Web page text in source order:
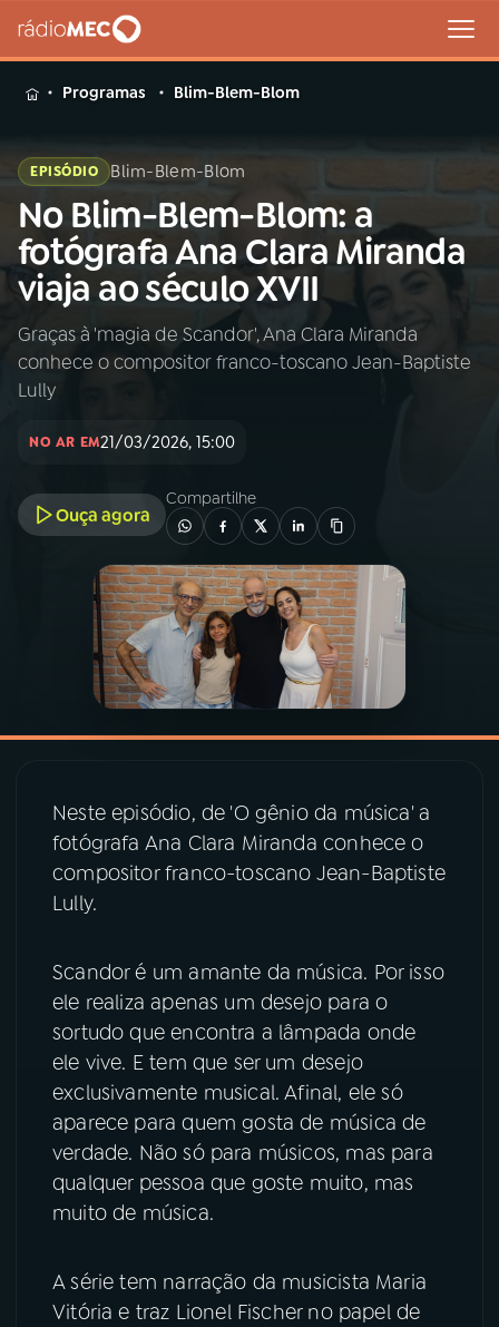
MENU
Buscar
na
Rádio
MEC
Buscar
Início AO VIVO
PROGRAMAS
PODCASTS
07ÚLTIMAS
08PRÊMIO RÁDIO MEC
ACOMPANHE A RÁDIO MEC
Facebook
Instagram X
TikTok
Programas Blim-Blem-Blom
EPISÓDIO Blim-Blem-Blom
No Blim-Blem-Blom: a
fotógrafa Ana Clara Miranda
viaja ao século XVII
Graças à 'magia de Scandor', Ana Clara Miranda
conhece o compositor franco-toscano Jean-Baptiste
Lully
NO AR EM21/03/2026, 15:00
Ouça agora
Compartilhe
Neste episódio, de 'O gênio da música' a
fotógrafa Ana Clara Miranda conhece o
compositor franco-toscano Jean-Baptiste
Lully.
Scandor é um amante da música. Por isso
ele realiza apenas um desejo para o
sortudo que encontra a lâmpada onde
ele vive. E tem que ser um desejo
exclusivamente musical. Afinal, ele só
aparece para quem gosta de música de
verdade. Não só para músicos, mas para
qualquer pessoa que goste muito, mas
muito de música.
A série tem narração da musicista Maria
Vitória e traz Lionel Fischer no papel de